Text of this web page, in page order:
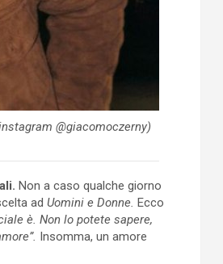
@giacomoczerny)
Non a caso qualche giorno
ad Uomini e Donne. Ecco
è. Non lo potete sapere,
Insomma, un amore